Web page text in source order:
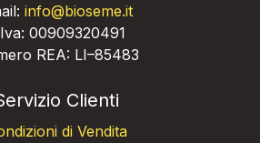
info@bioseme.it
00909320491
REA: LI–85483
Clienti
di Vendita